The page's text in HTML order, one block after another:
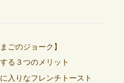
ごのジョーク】
る３つのメリット
入りなフレンチトースト